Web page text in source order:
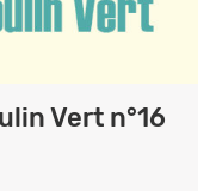
Vert n°16